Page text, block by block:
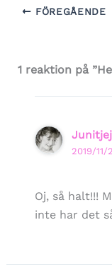
FÖREGÅENDE
1 reaktion på
Junitjej
2019/11/
Oj, så halt!!!
inte har det